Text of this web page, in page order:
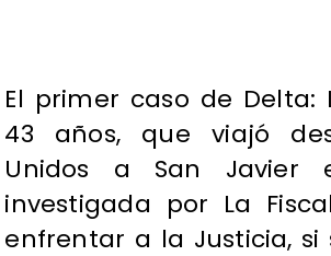
El primer caso de Delta:
43 años, que viajó
Unidos a San Javier
investigada por La
enfrentar a la Justicia, si